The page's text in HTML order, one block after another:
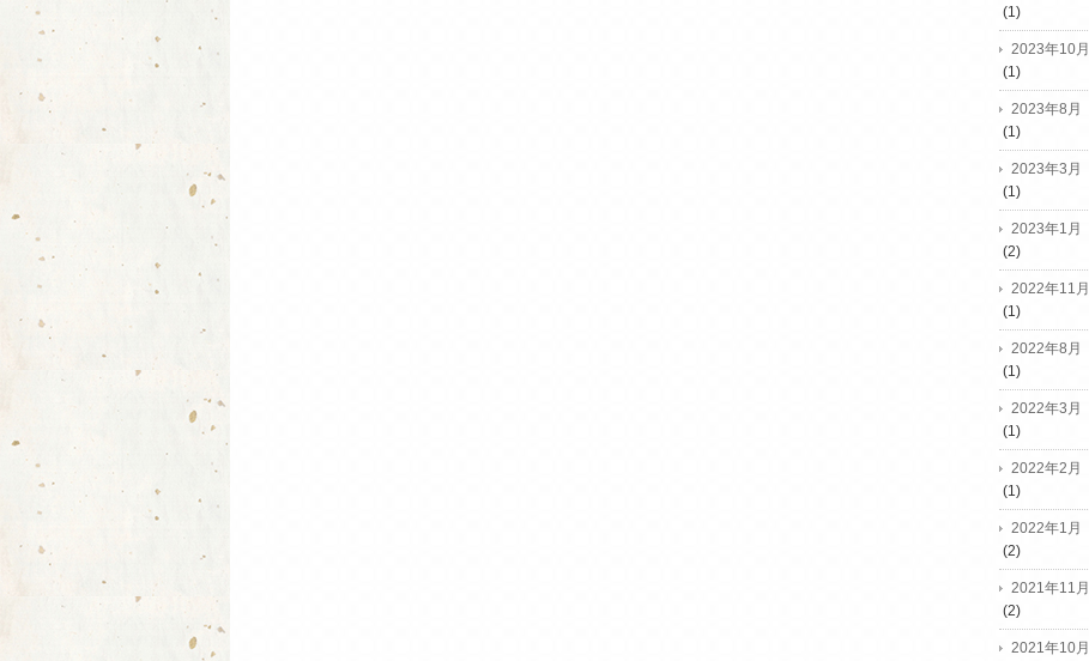
(1)
2023年10月
(1)
2023年8月
(1)
2023年3月
(1)
2023年1月
(2)
2022年11月
(1)
2022年8月
(1)
2022年3月
(1)
2022年2月
(1)
2022年1月
(2)
2021年11月
(2)
2021年10月